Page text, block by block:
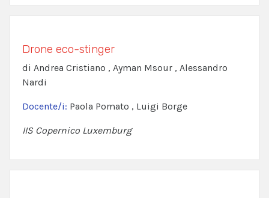
Drone eco-stinger
di Andrea Cristiano , Ayman Msour , Alessandro
Nardi
Docente/i: Paola Pomato , Luigi Borge
IIS Copernico Luxemburg